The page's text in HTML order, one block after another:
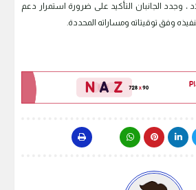
، وجدد الجانبان التأكيد على ضرورة استمرار دعم
وفق توقيتاته ومساراته المحددة.